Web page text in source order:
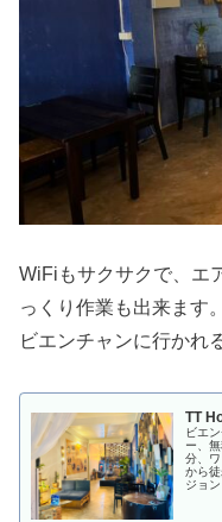
WiFiもサクサクで、エ
っくり作業も出来ます。
ビエンチャンに行かれ
TT
ビエ
ー、
分、
から
ジョ